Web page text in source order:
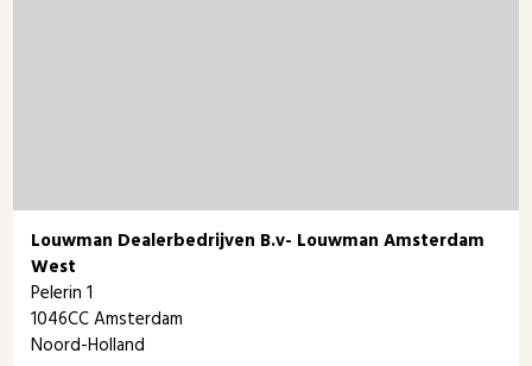
Louwman Dealerbedrijven B.v- Louwman Amsterdam
West
Pelerin 1
1046CC Amsterdam
Noord-Holland